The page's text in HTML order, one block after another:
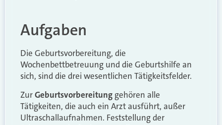
Aufgaben
Die Geburtsvorbereitung, die
Wochenbettbetreuung und die Geburtshilfe an
sich, sind die drei wesentlichen Tätigkeitsfelder.
ZurGeburtsvorbereitung gehören alle
Tätigkeiten, die auch ein Arzt ausführt, außer
Ultraschallaufnahmen. Feststellung der